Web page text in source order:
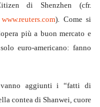
di Shenzhen (cfr.
www.reuters.com). Come si
più a buon mercato e
euro-americano: fanno
vanno aggiunti i “fatti di
contea di Shanwei, cuore